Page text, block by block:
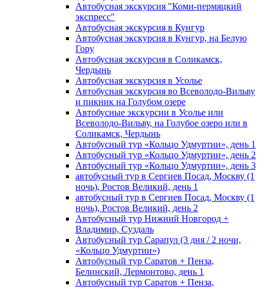
Автобусная экскурсия "Коми-пермяцкий
экспресс"
Автобусная экскурсия в Кунгур
Автобусная экскурсия в Кунгур, на Белую
Гору
Автобусная экскурсия в Соликамск,
Чердынь
Автобусная экскурсия в Усолье
Автобусная экскурсия во Всеволодо-Вильву
и пикник на Голубом озере
Автобусные экскурсии в Усолье или
Всеволодо-Вильву, на Голубое озеро или в
Соликамск, Чердынь
Автобусный тур «Кольцо Удмуртии», день 1
Автобусный тур «Кольцо Удмуртии», день 2
Автобусный тур «Кольцо Удмуртии», день 3
автобусный тур в Сергиев Посад, Москву (1
ночь), Ростов Великий, день 1
автобусный тур в Сергиев Посад, Москву (1
ночь), Ростов Великий, день 2
Автобусный тур Нижний Новгород +
Владимир, Суздаль
Автобусный тур Сарапул (3 дня / 2 ночи,
«Кольцо Удмуртии»)
Автобусный тур Саратов + Пенза,
Белинский, Лермонтово, день 1
Автобусный тур Саратов + Пенза,